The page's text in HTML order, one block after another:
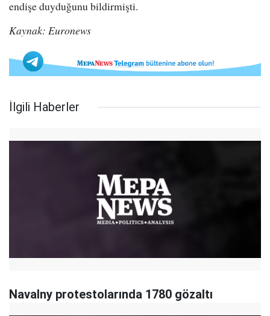
endişe duyduğunu bildirmişti.
Kaynak: Euronews
İlgili Haberler
Navalny protestolarında 1780 gözaltı